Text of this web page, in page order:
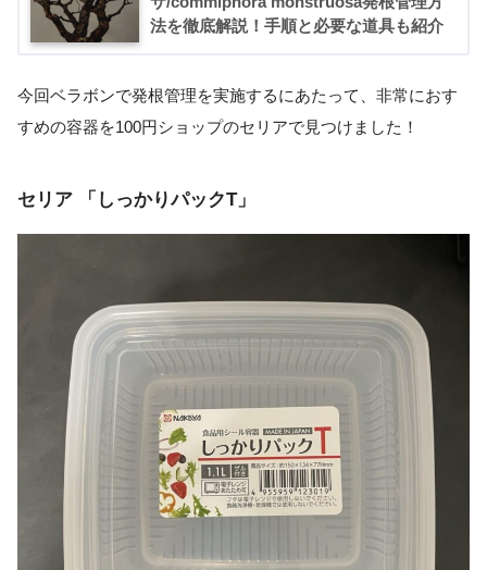
法を徹底解説！手順と必要な道具も紹介
今回ベラボンで発根管理を実施するにあたって、非常におす
すめの容器を100円ショップのセリアで見つけました！
セリア 「しっかりパックT」